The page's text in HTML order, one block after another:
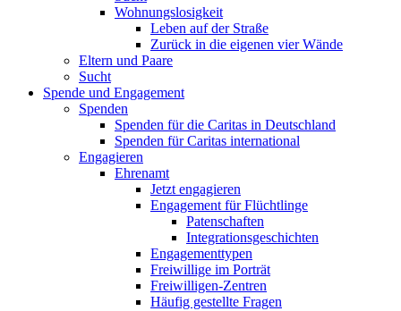
Wohnungslosigkeit
Leben auf der Straße
Zurück in die eigenen vier Wände
Eltern und Paare
Sucht
Spende und Engagement
Spenden
Spenden für die Caritas in Deutschland
Spenden für Caritas international
Engagieren
Ehrenamt
Jetzt engagieren
Engagement für Flüchtlinge
Patenschaften
Integrationsgeschichten
Engagementtypen
Freiwillige im Porträt
Freiwilligen-Zentren
Häufig gestellte Fragen